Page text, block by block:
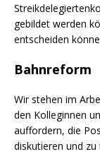
gebildet werden
entscheiden
Bahnreform
Wir stehen im
den Kolleginnen
auffordern, die
diskutieren und